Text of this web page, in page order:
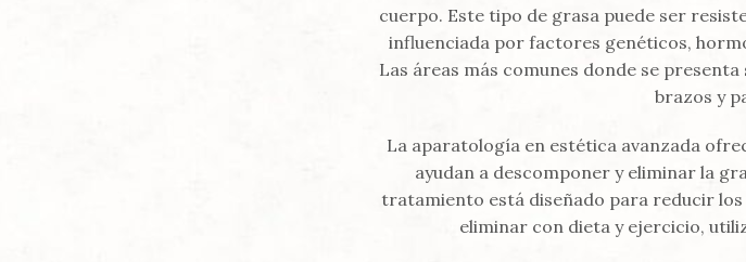
cuerpo. Este tipo de grasa puede ser
influenciada por factores genéticos,
Las áreas más comunes donde se
brazos y
La aparatología en estética avanzada
ayudan a descomponer y eliminar la
tratamiento está diseñado para reducir
eliminar con dieta y ejercicio,